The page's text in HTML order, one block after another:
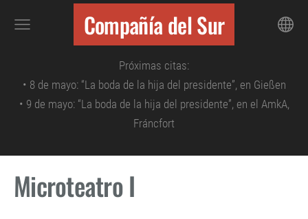
Compañía del Sur
Próximas citas:
• 8 de mayo: “La boda de la hija del presidente”, en Gießen
• 9 de mayo: “La boda de la hija del presidente”, en el AmkA,
Fráncfort
Microteatro I